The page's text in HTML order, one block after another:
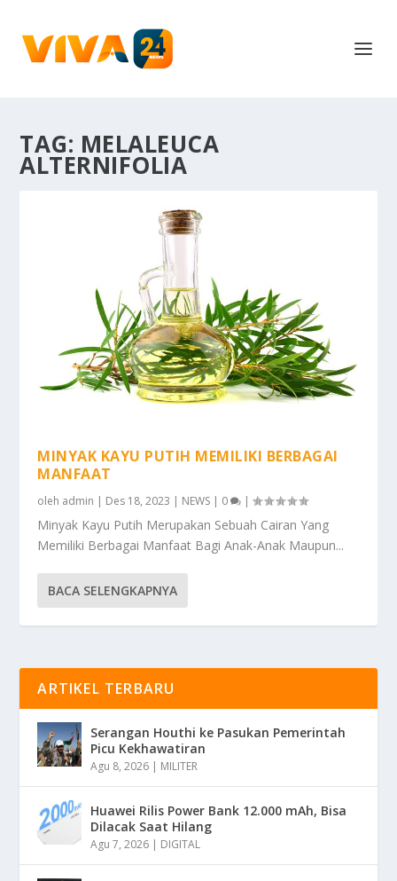
TAG: MELALEUCA
ALTERNIFOLIA
MINYAK KAYU PUTIH MEMILIKI BERBAGAI
MANFAAT
oleh admin | Des 18, 2023 | NEWS | 0 |
Minyak Kayu Putih Merupakan Sebuah Cairan Yang
Memiliki Berbagai Manfaat Bagi Anak-Anak Maupun...
BACA SELENGKAPNYA
ARTIKEL TERBARU
Serangan Houthi ke Pasukan Pemerintah
Picu Kekhawatiran
Agu 8, 2026 | MILITER
Huawei Rilis Power Bank 12.000 mAh, Bisa
Dilacak Saat Hilang
Agu 7, 2026 | DIGITAL